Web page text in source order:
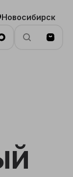
Новосибирск